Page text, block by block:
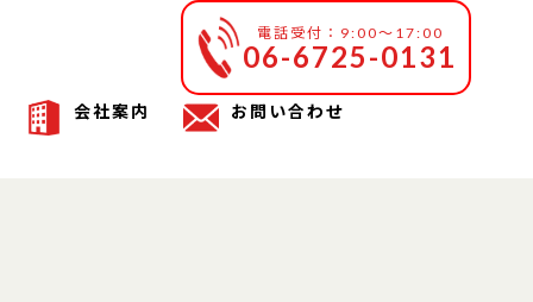
電話受付：9:00～17:00
06-6725-0131
会社案内 お問い合わせ